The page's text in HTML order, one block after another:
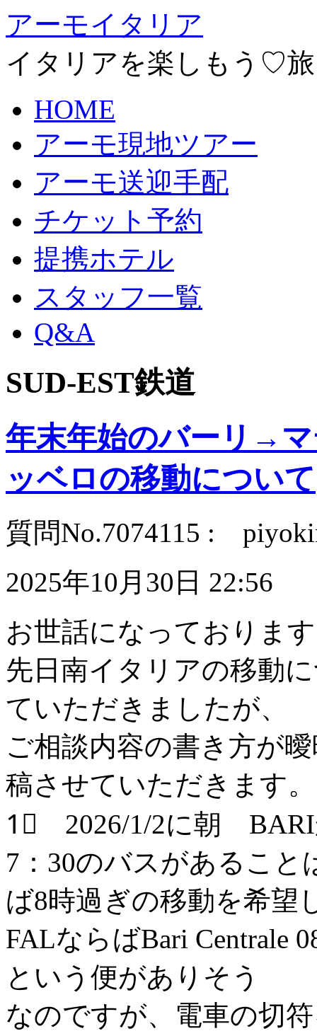
アーモイタリア
イタリアを楽しもう♡
HOME
アーモ現地ツアー
アーモ送迎手配
チケット予約
提携ホテル
スタッフ一覧
Q&A
SUD-EST鉄道
年末年始のバーリ→
ッベロの移動について
質問No.7074115 :
2025年10月30日 22:56
お世話になっておりま
先日南イタリアの移動
ていただきましたが、
ご相談内容の書き方が
稿させていただきます。
1⃣ 2026/1/2に朝 BARI
7：30のバスがあるこ
ば8時過ぎの移動を希望
FALならばBari Centrale
という便がありそう
なのですが、電車の切